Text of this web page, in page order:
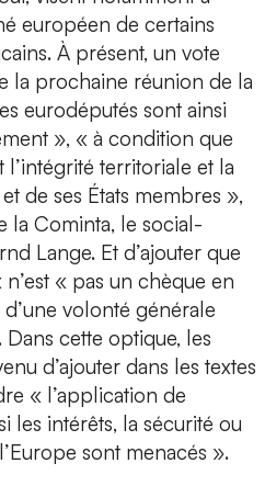
européen de certains
À présent, un vote
la prochaine réunion de la
eurodéputés sont ainsi
», « à condition que
l’intégrité territoriale et la
de ses États membres »,
la Cominta, le social-
Lange. Et d’ajouter que
« pas un chèque en
volonté générale
cette optique, les
d’ajouter dans les textes
« l’application de
les intérêts, la sécurité ou
sont menacés ».